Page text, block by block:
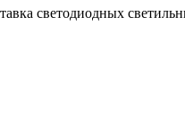
светодиодных